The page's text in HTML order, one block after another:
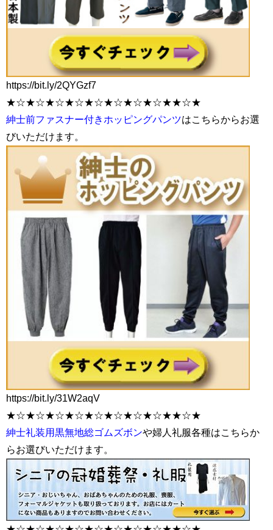
https://bit.ly/2QYGzf7
★☆★☆★☆★☆★☆★☆★☆★☆★★☆★
紳士前ファスナー付きホッピングパンツはこちらからお選
びいただけます。
https://bit.ly/31W2aqV
★☆★☆★☆★☆★☆★☆★☆★☆★★☆★
紳士礼装用黒無地総ゴムズボンや婦人礼服各種はこちらか
らお選びいただけます。